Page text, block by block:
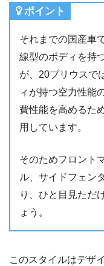
ポイント
それまでの国産車
線型のボディを持
が、20プリウスで
ィが持つ空力性能
費性能を高めるた
用しています。
そのためフロント
ル、サイドフェン
り、ひと目見ただ
ょう。
このスタイルはデザ